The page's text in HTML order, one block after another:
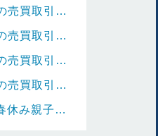
2026年6月分の売買取引の状況を更新しました。
2026年5月分の売買取引の状況を更新しました。
2026年4月分の売買取引の状況を更新しました。
2026年3月分の売買取引の状況を更新しました。
令和7年度 『春休み親子お魚料理教室』を開催しました